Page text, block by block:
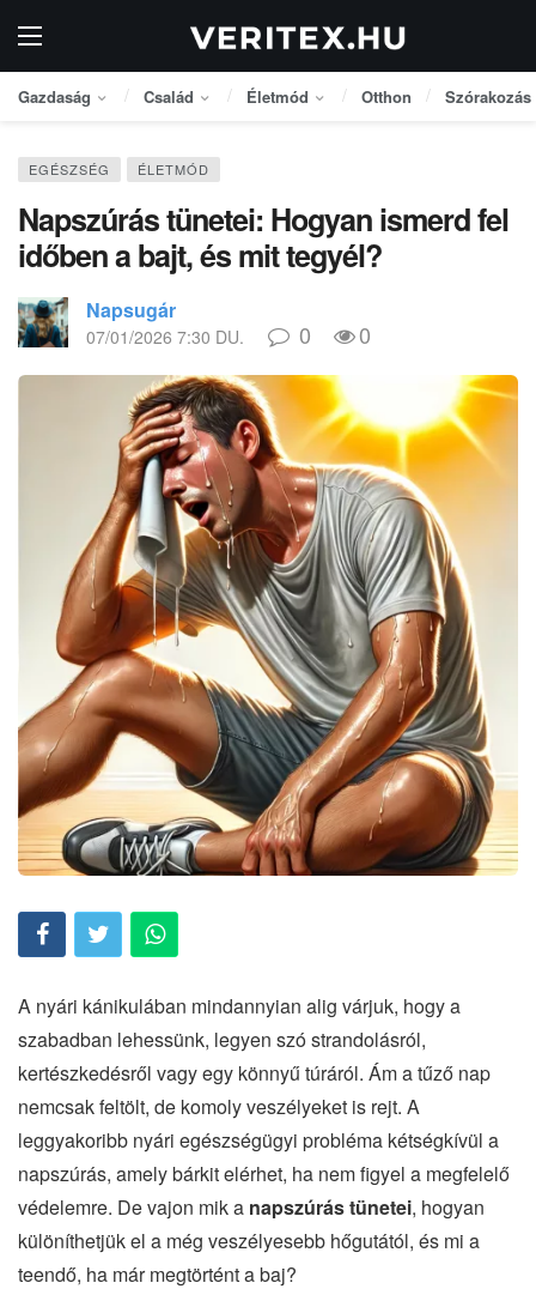
Gazdaság Család Életmód Otthon Szórakozás
EGÉSZSÉG ÉLETMÓD
Napszúrás tünetei: Hogyan ismerd fel
időben a bajt, és mit tegyél?
Napsugár
07/01/2026 7:30 DU. 0 0
A nyári kánikulában mindannyian alig várjuk, hogy a
szabadban lehessünk, legyen szó strandolásról,
kertészkedésről vagy egy könnyű túráról. Ám a tűző nap
nemcsak feltölt, de komoly veszélyeket is rejt. A
leggyakoribb nyári egészségügyi probléma kétségkívül a
napszúrás, amely bárkit elérhet, ha nem figyel a megfelelő
védelemre. De vajon mik a napszúrás tünetei, hogyan
különíthetjük el a még veszélyesebb hőgutától, és mi a
teendő, ha már megtörtént a baj?